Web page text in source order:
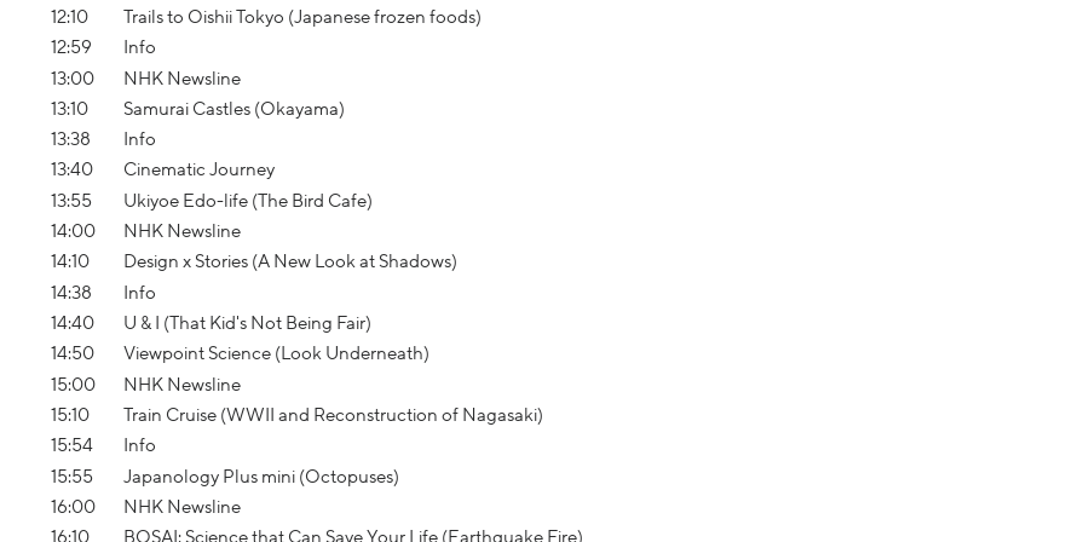
12:10
Trails to Oishii Tokyo (Japanese frozen foods)
12:59
Info
13:00
NHK Newsline
13:10
Samurai Castles (Okayama)
13:38
Info
13:40
Cinematic Journey
13:55
Ukiyoe Edo-life (The Bird Cafe)
14:00
NHK Newsline
14:10
Design x Stories (A New Look at Shadows)
14:38
Info
14:40
U & I (That Kid's Not Being Fair)
14:50
Viewpoint Science (Look Underneath)
15:00
NHK Newsline
15:10
Train Cruise (WWII and Reconstruction of Nagasaki)
15:54
Info
15:55
Japanology Plus mini (Octopuses)
16:00
NHK Newsline
16:10
BOSAI: Science that Can Save Your Life (Earthquake Fire)